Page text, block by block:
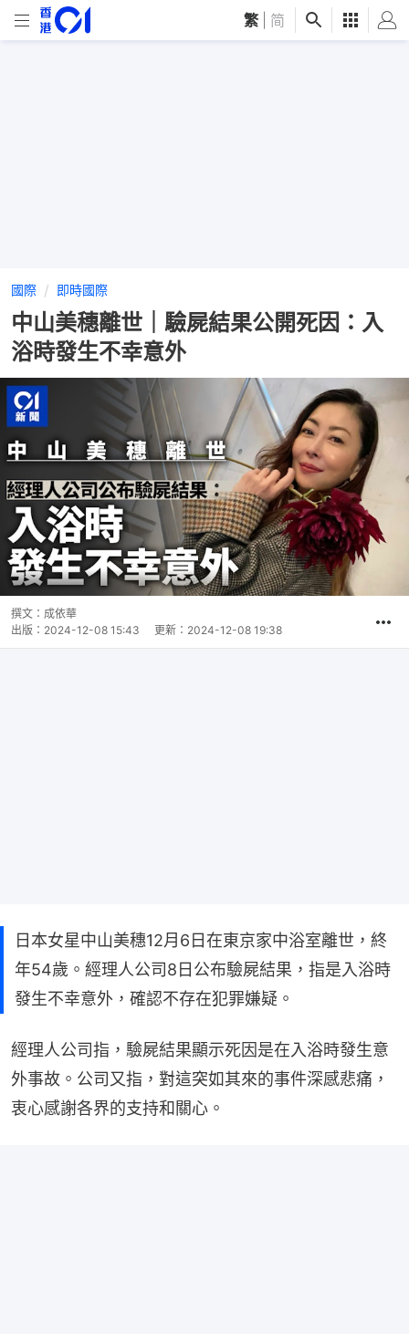
繁 简
國際 即時國際
中山美穗離世｜驗屍結果公開死因：入
浴時發生不幸意外
撰文： 成依華
出版： 2024-12-08 15:43 更新： 2024-12-08 19:38
日本女星中山美穗12月6日在東京家中浴室離世，終
年54歲。經理人公司8日公布驗屍結果，指是入浴時
發生不幸意外，確認不存在犯罪嫌疑。
經理人公司指，驗屍結果顯示死因是在入浴時發生意
外事故。公司又指，對這突如其來的事件深感悲痛，
衷心感謝各界的支持和關心。